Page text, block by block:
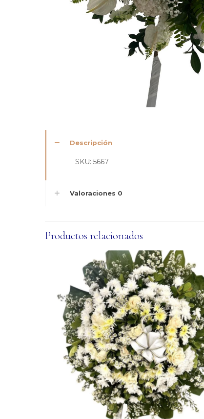
Descripción
SKU: 5667
Valoraciones 0
Productos relacionados